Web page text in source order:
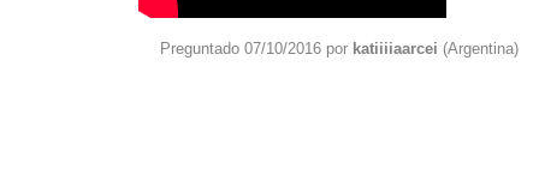
Preguntado 07/10/2016 por katiiiiaarcei (Argentina)